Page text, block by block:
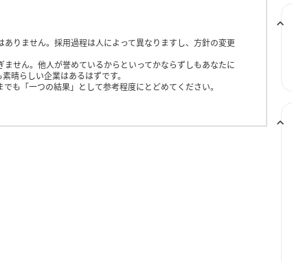
りません。採用過程は人によって異なりますし、方針の変更
せん。他人が誉めているからといってかならずしもあなたに
晴らしい企業はあるはずです。
も「一つの結果」として参考程度にとどめてください。